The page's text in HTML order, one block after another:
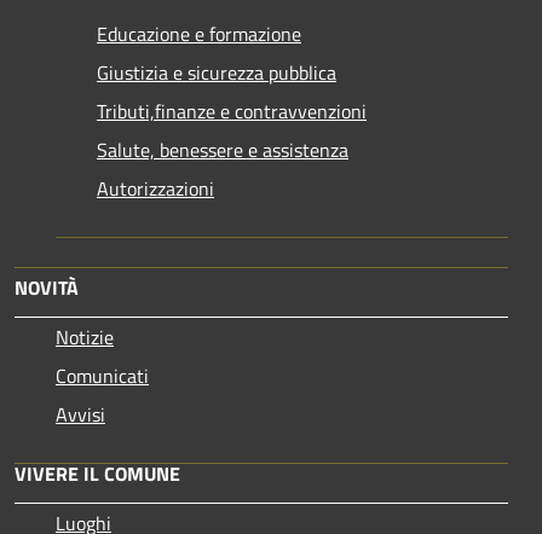
Educazione e formazione
Giustizia e sicurezza pubblica
Tributi,finanze e contravvenzioni
Salute, benessere e assistenza
Autorizzazioni
NOVITÀ
Notizie
Comunicati
Avvisi
VIVERE IL COMUNE
Luoghi